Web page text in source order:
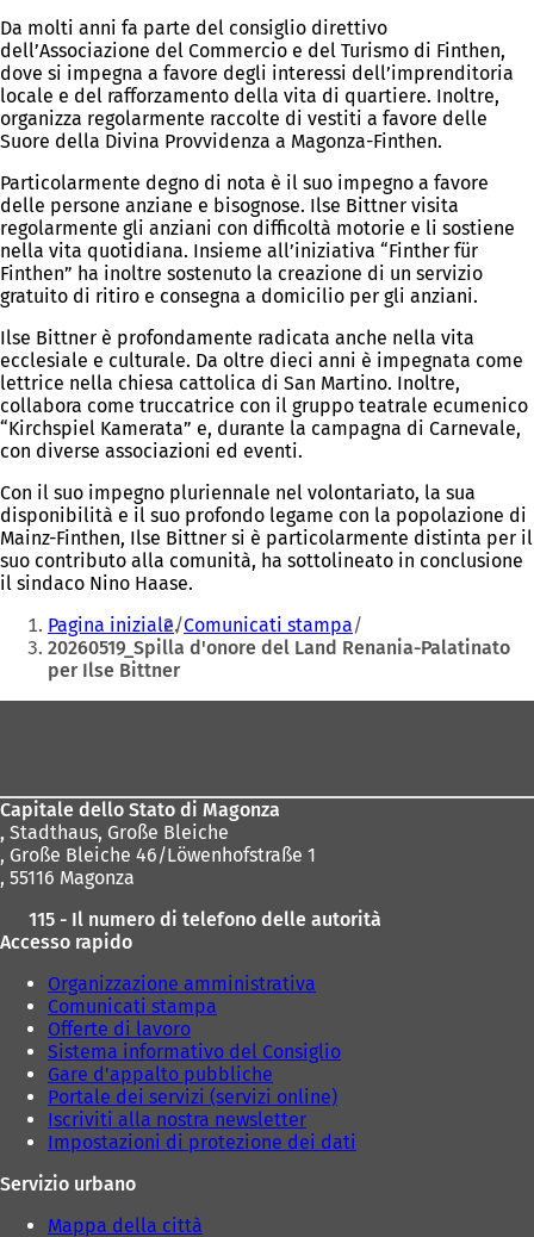
Da molti anni fa parte del consiglio direttivo
dell’Associazione del Commercio e del Turismo di Finthen,
dove si impegna a favore degli interessi dell’imprenditoria
locale e del rafforzamento della vita di quartiere. Inoltre,
organizza regolarmente raccolte di vestiti a favore delle
Suore della Divina Provvidenza a Magonza-Finthen.
Particolarmente degno di nota è il suo impegno a favore
delle persone anziane e bisognose. Ilse Bittner visita
regolarmente gli anziani con difficoltà motorie e li sostiene
nella vita quotidiana. Insieme all’iniziativa “Finther für
Finthen” ha inoltre sostenuto la creazione di un servizio
gratuito di ritiro e consegna a domicilio per gli anziani.
Ilse Bittner è profondamente radicata anche nella vita
ecclesiale e culturale. Da oltre dieci anni è impegnata come
lettrice nella chiesa cattolica di San Martino. Inoltre,
collabora come truccatrice con il gruppo teatrale ecumenico
“Kirchspiel Kamerata” e, durante la campagna di Carnevale,
con diverse associazioni ed eventi.
Con il suo impegno pluriennale nel volontariato, la sua
disponibilità e il suo profondo legame con la popolazione di
Mainz-Finthen, Ilse Bittner si è particolarmente distinta per il
suo contributo alla comunità, ha sottolineato in conclusione
il sindaco Nino Haase.
Siete
qui:
Pagina iniziale Comunicati stampa
20260519_Spilla d'onore del Land Renania-Palatinato
per Ilse Bittner
Capitale dello Stato di Magonza
, Stadthaus, Große Bleiche
, Große Bleiche 46/Löwenhofstraße 1
, 55116 Magonza
115 - Il numero di telefono delle autorità
Accesso rapido
Organizzazione amministrativa
Comunicati stampa
Offerte di lavoro
Sistema informativo del Consiglio
Gare d'appalto pubbliche
Portale dei servizi (servizi online)
Iscriviti alla nostra newsletter
Impostazioni di protezione dei dati
Servizio urbano
Mappa della città